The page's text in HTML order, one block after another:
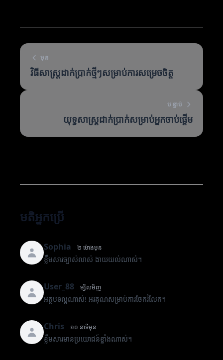
មុន
វិធីសាស្ត្រដាក់ប្រាក់ថ្មីៗសម្រាប់ការសម្រេចចិត្ត
បន្ទាប់
យុទ្ធសាស្ត្រដាក់ប្រាក់សម្រាប់អ្នកចាប់ផ្តើម
មតិអ្នកប្រើ
Sophia ២ ម៉ោងមុន
ខ្លឹមសារច្បាស់លាស់ ងាយយល់ណាស់។
User_88 ម្សិលមិញ
អត្ថបទល្អណាស់! អរគុណសម្រាប់ការចែករំលែក។
Chris ១០ នាទីមុន
ខ្លឹមសារមានប្រយោជន៍ខ្លាំងណាស់។